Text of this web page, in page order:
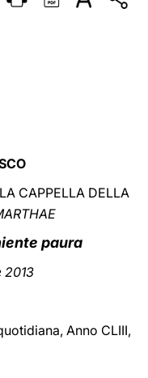
DEUTSCH
CAPPELLA DELLA
paura
2013
Anno CLIII,